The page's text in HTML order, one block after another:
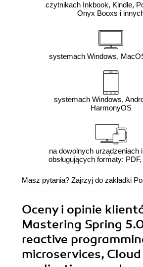
czytnikach Inkbook, Kindle,
Onyx Booxs i
systemach Windows,
systemach Windows,
HarmonyOS
na dowolnych urządzeniach
obsługujących formaty:
Masz pytania? Zajrzyj do zakładki
Oceny i opinie
Mastering Spring
reactive
microservices,